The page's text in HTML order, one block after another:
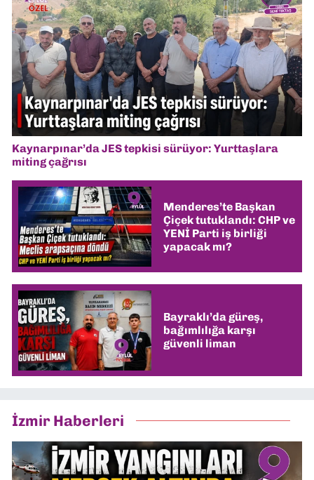
Kaynarpınar’da JES tepkisi sürüyor: Yurttaşlara
miting çağrısı
Menderes’te Başkan
Çiçek tutuklandı: CHP ve
YENİ Parti iş birliği
yapacak mı?
Bayraklı’da güreş,
bağımlılığa karşı
güvenli liman
İzmir Haberleri